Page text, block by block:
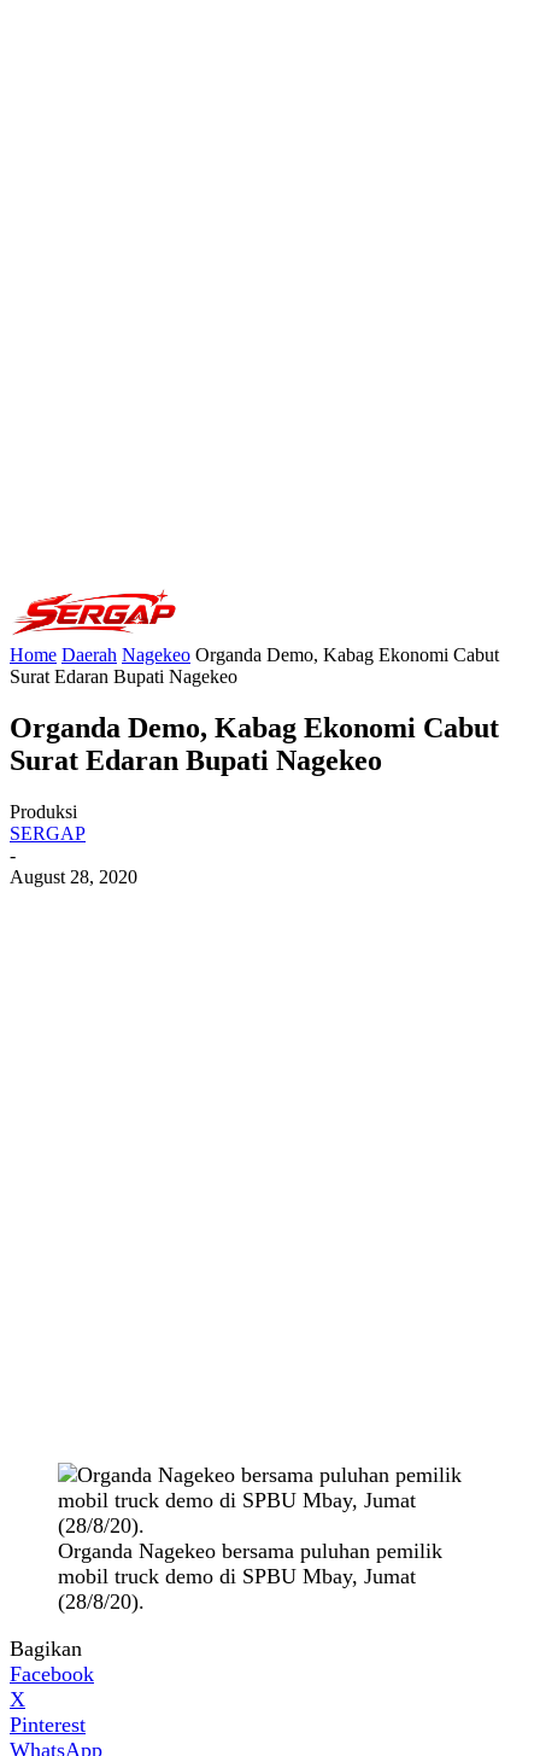
Home Daerah Nagekeo Organda Demo, Kabag Ekonomi Cabut
Surat Edaran Bupati Nagekeo
Organda Demo, Kabag Ekonomi Cabut
Surat Edaran Bupati Nagekeo
Produksi
SERGAP
-
August 28, 2020
Organda Nagekeo bersama puluhan pemilik
mobil truck demo di SPBU Mbay, Jumat
(28/8/20).
Bagikan
Facebook
X
Pinterest
WhatsApp